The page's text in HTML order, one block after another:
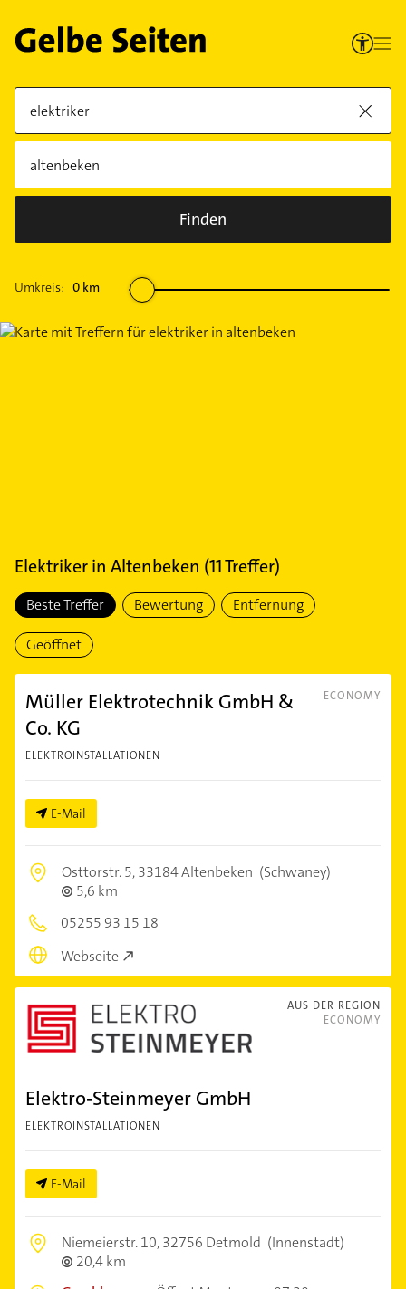
Finden
Umkreis: 0 km
Elektrikerin Altenbeken (11Treffer)
Beste Treffer Bewertung Entfernung
Geöffnet
ECONOMY
Müller Elektrotechnik GmbH &
Co. KG
ELEKTROINSTALLATIONEN
E-Mail
Osttorstr. 5,33184 Altenbeken (Schwaney)
5,6 km
05255 93 15 18
Webseite
AUS DER REGION
ECONOMY
Elektro-Steinmeyer GmbH
ELEKTROINSTALLATIONEN
E-Mail
Niemeierstr. 10,32756 Detmold (Innenstadt)
20,4 km